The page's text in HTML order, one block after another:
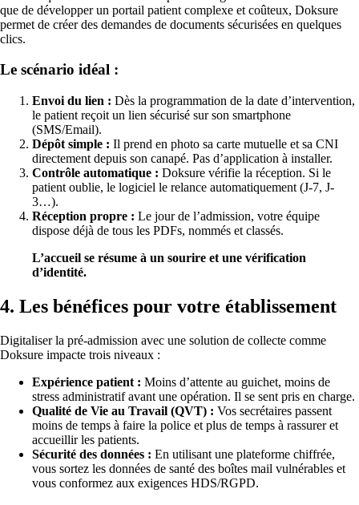
que de développer un portail patient complexe et coûteux, Doksure
permet de créer des demandes de documents sécurisées en quelques
clics.
Le scénario idéal :
Envoi du lien : Dès la programmation de la date d’intervention,
le patient reçoit un lien sécurisé sur son smartphone
(SMS/Email).
Dépôt simple : Il prend en photo sa carte mutuelle et sa CNI
directement depuis son canapé. Pas d’application à installer.
Contrôle automatique : Doksure vérifie la réception. Si le
patient oublie, le logiciel le relance automatiquement (J-7, J-
3…).
Réception propre : Le jour de l’admission, votre équipe
dispose déjà de tous les PDFs, nommés et classés.
L’accueil se résume à un sourire et une vérification
d’identité.
4. Les bénéfices pour votre établissement
Digitaliser la pré-admission avec une solution de collecte comme
Doksure impacte trois niveaux :
Expérience patient : Moins d’attente au guichet, moins de
stress administratif avant une opération. Il se sent pris en charge.
Qualité de Vie au Travail (QVT) : Vos secrétaires passent
moins de temps à faire la police et plus de temps à rassurer et
accueillir les patients.
Sécurité des données : En utilisant une plateforme chiffrée,
vous sortez les données de santé des boîtes mail vulnérables et
vous conformez aux exigences HDS/RGPD.